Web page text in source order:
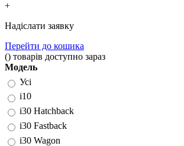
+
Надіслати заявку
Перейти до кошика
() товарів доступно зараз
Модель
Усі
i10
i30 Hatchback
i30 Fastback
i30 Wagon